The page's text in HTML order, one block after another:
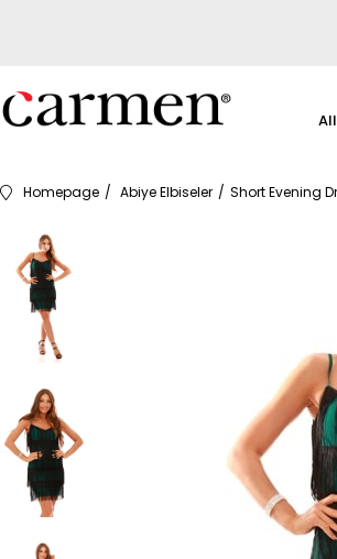
Homepage Abiye Elbiseler Short Evening